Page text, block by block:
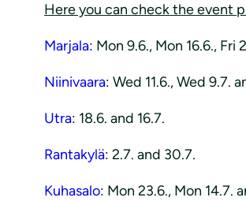
Here you can check the event
Marjala: Mon 9.6., Mon 16.6., Fri
Niinivaara: Wed 11.6., Wed 9.7.
Utra: 18.6. and 16.7.
Rantakylä: 2.7. and 30.7.
Kuhasalo: Mon 23.6., Mon 14.7.